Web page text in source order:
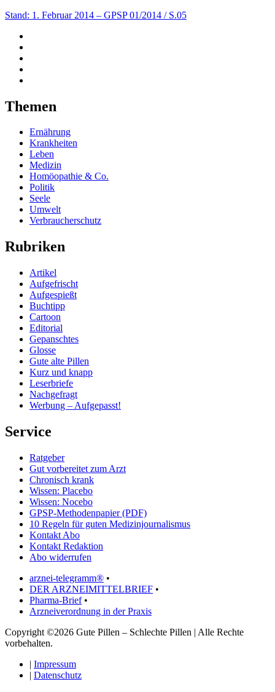
Stand: 1. Februar 2014 – GPSP 01/2014 / S.05
Themen
Ernährung
Krankheiten
Leben
Medizin
Homöopathie & Co.
Politik
Seele
Umwelt
Verbraucherschutz
Rubriken
Artikel
Aufgefrischt
Aufgespießt
Buchtipp
Cartoon
Editorial
Gepanschtes
Glosse
Gute alte Pillen
Kurz und knapp
Leserbriefe
Nachgefragt
Werbung – Aufgepasst!
Service
Ratgeber
Gut vorbereitet zum Arzt
Chronisch krank
Wissen: Placebo
Wissen: Nocebo
GPSP-Methodenpapier (PDF)
10 Regeln für guten Medizinjournalismus
Kontakt Abo
Kontakt Redaktion
Abo widerrufen
arznei-telegramm® •
DER ARZNEIMITTELBRIEF •
Pharma-Brief•
Arzneiverordnung in der Praxis
Copyright ©2026 Gute Pillen – Schlechte Pillen | Alle Rechte
vorbehalten.
| Impressum
| Datenschutz